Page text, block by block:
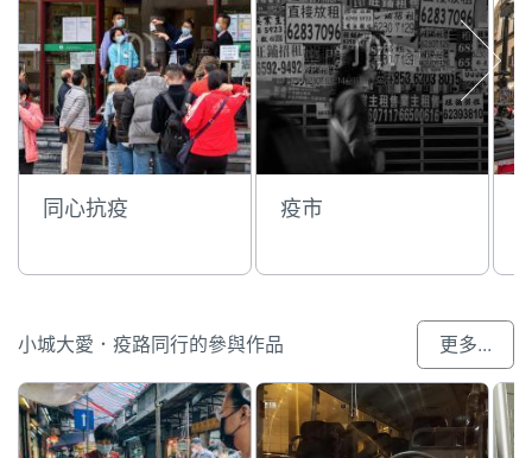
同心抗疫 疫市
小城大愛．疫路同行的參與作品 更多...